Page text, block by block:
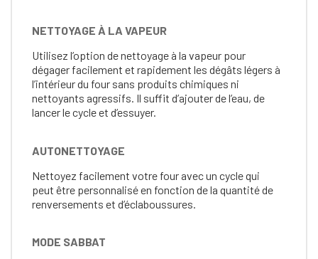
NETTOYAGE À LA VAPEUR
Utilisez l’option de nettoyage à la vapeur pour
dégager facilement et rapidement les dégâts légers à
l’intérieur du four sans produits chimiques ni
nettoyants agressifs. Il suffit d’ajouter de l’eau, de
lancer le cycle et d’essuyer.
AUTONETTOYAGE
Nettoyez facilement votre four avec un cycle qui
peut être personnalisé en fonction de la quantité de
renversements et d’éclaboussures.
MODE SABBAT